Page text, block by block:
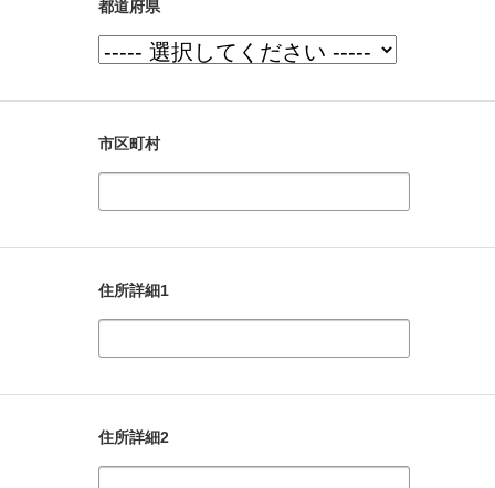
都道府県
市区町村
住所詳細1
住所詳細2